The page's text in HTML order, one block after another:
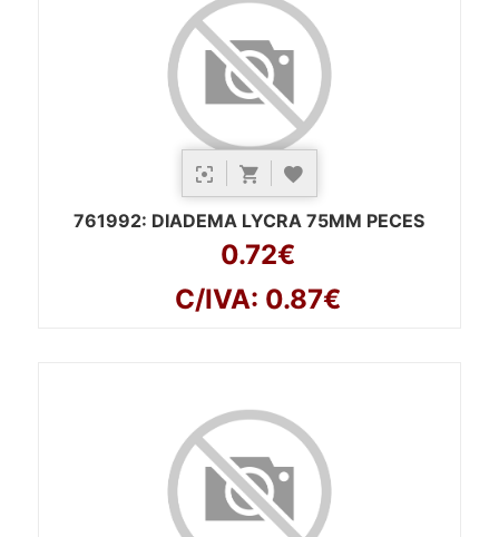
761992: DIADEMA LYCRA 75MM PECES
0.72€
C/IVA: 0.87€